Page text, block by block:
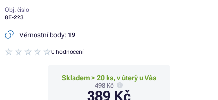
Obj. číslo
8E-223
Věrnostní body: 19
0 hodnocení
Skladem > 20 ks, v úterý u Vás
498 Kč
389 Kč